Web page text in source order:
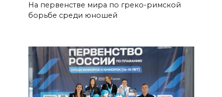
На первенстве мира по греко-римской
борьбе среди юношей